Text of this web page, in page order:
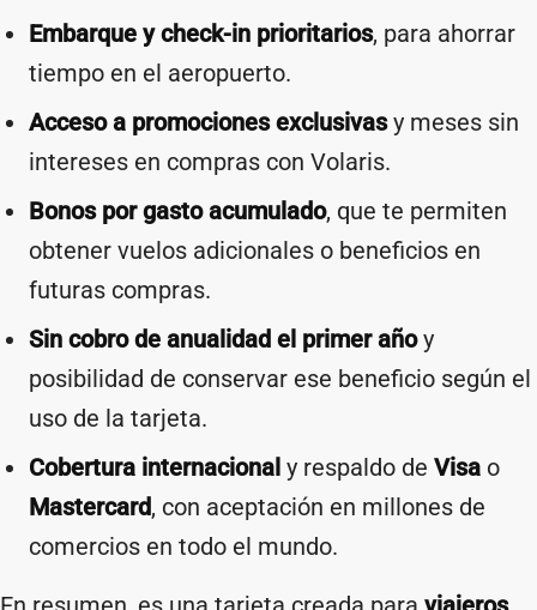
Embarque y check-in prioritarios, para ahorrar
tiempo en el aeropuerto.
Acceso a promociones exclusivasy meses sin
intereses en compras con Volaris.
Bonos por gasto acumulado, que te permiten
obtener vuelos adicionales o beneficios en
futuras compras.
Sin cobro de anualidad el primer añoy
posibilidad de conservar ese beneficio según el
uso de la tarjeta.
Cobertura internacional y respaldo de Visa o
Mastercard, con aceptación en millones de
comercios en todo el mundo.